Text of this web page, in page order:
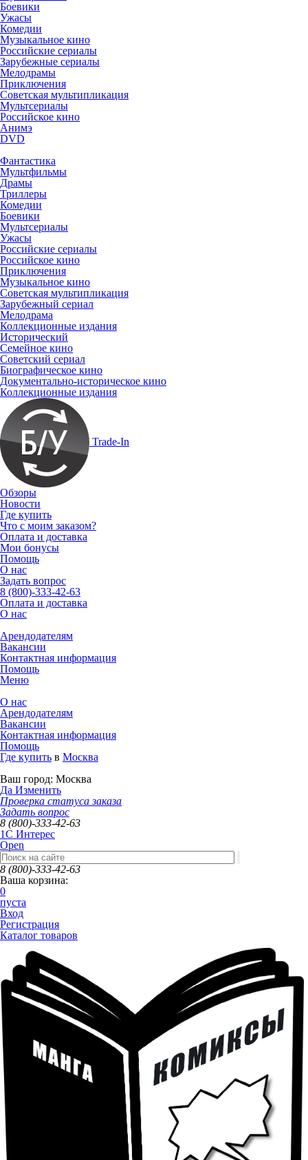
Боевики
Ужасы
Комедии
Музыкальное кино
Российские сериалы
Зарубежные сериалы
Мелодрамы
Приключения
Советская мультипликация
Мультсериалы
Российское кино
Анимэ
DVD
Фантастика
Мультфильмы
Драмы
Триллеры
Комедии
Боевики
Мультсериалы
Ужасы
Российские сериалы
Российское кино
Приключения
Музыкальное кино
Советская мультипликация
Зарубежный сериал
Мелодрама
Коллекционные издания
Исторический
Семейное кино
Советский сериал
Биографическое кино
Документально-историческое кино
Коллекционные издания
Trade-In
Обзоры
Новости
Где купить
Что с моим заказом?
Оплата и доставка
Мои бонусы
Помощь
О нас
Задать вопрос
8 (800)-333-42-63
Оплата и доставка
О нас
Арендодателям
Вакансии
Контактная информация
Помощь
Меню
О нас
Арендодателям
Вакансии
Контактная информация
Помощь
Где купить в Москва
Ваш город: Москва
Да Изменить
Проверка статуса заказа
Задать вопрос
8 (800)-333-42-63
1C Интерес
Open
8 (800)-333-42-63
Ваша корзина:
0
пуста
Вход
Регистрация
Каталог товаров